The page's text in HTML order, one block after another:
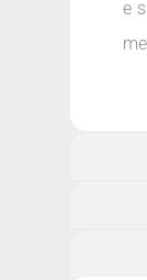
e